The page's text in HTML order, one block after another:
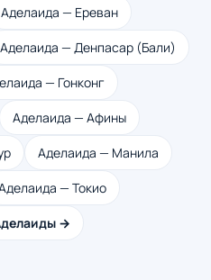
Аделаида — Ереван
Аделаида — Денпасар (Бали)
— Гонконг
Аделаида — Афины
Аделаида — Манила
— Токио
→